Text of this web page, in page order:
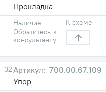
Прокладка
Наличие
Обратитесь к
консультанту
К схеме
32
700.00.67.109
Упор